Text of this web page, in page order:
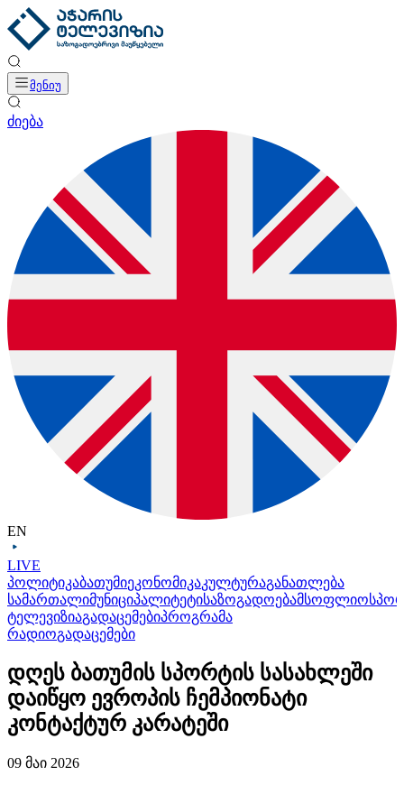
მენიუ
ძიება
EN
LIVE
პოლიტიკაბათუმიეკონომიკაკულტურაგანათლება
სამართალიმუნიციპალიტეტისაზოგადოებამსოფლიო
ტელევიზიაგადაცემებიპროგრამა
რადიოგადაცემები
დღეს ბათუმის სპორტის სასახლეში
დაიწყო ევროპის ჩემპიონატი
კონტაქტურ კარატეში
09 მაი 2026